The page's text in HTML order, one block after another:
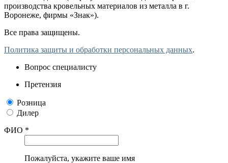
производства кровельных материалов из металла в г.
Воронеже, фирмы «Знак»).
Все права защищены.
Политика защиты и обработки персональных данных.
Вопрос специалисту
Претензия
Розница
Дилер
ФИО *
Пожалуйста, укажите ваше имя